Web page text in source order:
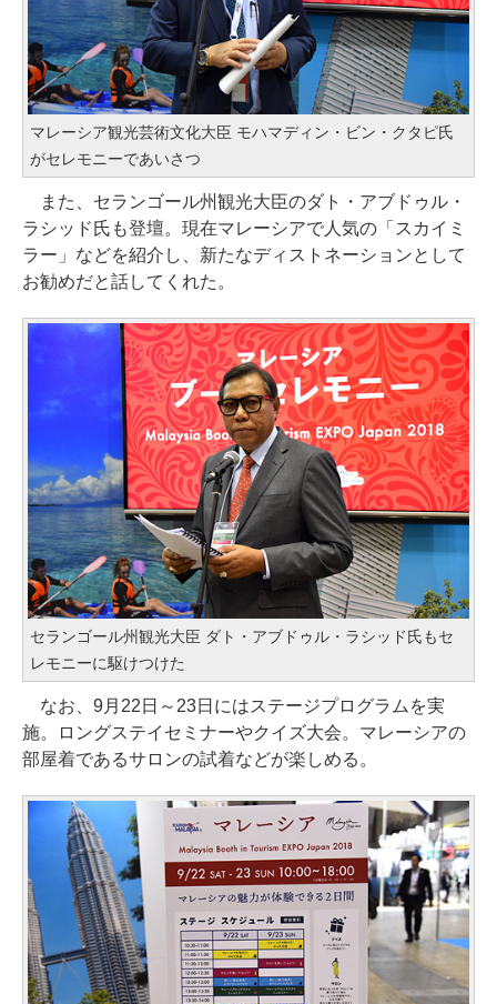
マレーシア観光芸術文化大臣 モハマディン・ビン・クタピ氏
がセレモニーであいさつ
また、セランゴール州観光大臣のダト・アブドゥル・
ラシッド氏も登壇。現在マレーシアで人気の「スカイミ
ラー」などを紹介し、新たなディストネーションとして
お勧めだと話してくれた。
セランゴール州観光大臣 ダト・アブドゥル・ラシッド氏もセ
レモニーに駆けつけた
なお、9月22日～23日にはステージプログラムを実
施。ロングステイセミナーやクイズ大会。マレーシアの
部屋着であるサロンの試着などが楽しめる。